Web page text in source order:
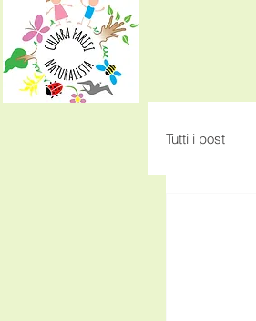
Tutti i post